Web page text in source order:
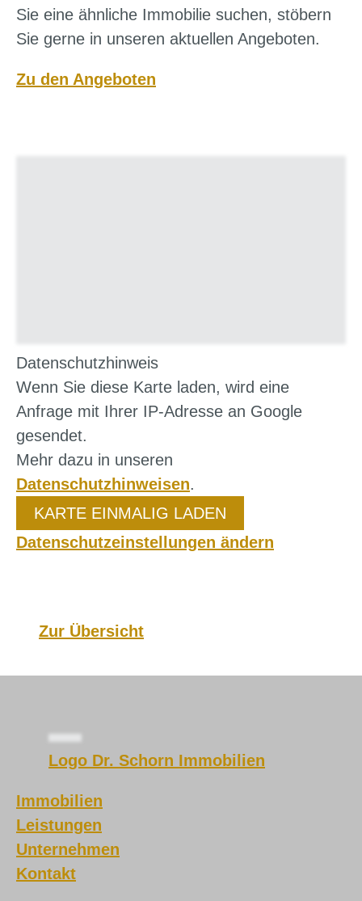
Sie eine ähnliche Immobilie suchen, stöbern
Sie gerne in unseren aktuellen Angeboten.
Zu den Angeboten
Datenschutzhinweis
Wenn Sie diese Karte laden, wird eine
Anfrage mit Ihrer IP-Adresse an Google
gesendet.
Mehr dazu in unseren
Datenschutzhinweisen.
KARTE EINMALIG LADEN
Datenschutzeinstellungen ändern
Zur Übersicht
Logo Dr. Schorn Immobilien
Immobilien
Leistungen
Unternehmen
Kontakt